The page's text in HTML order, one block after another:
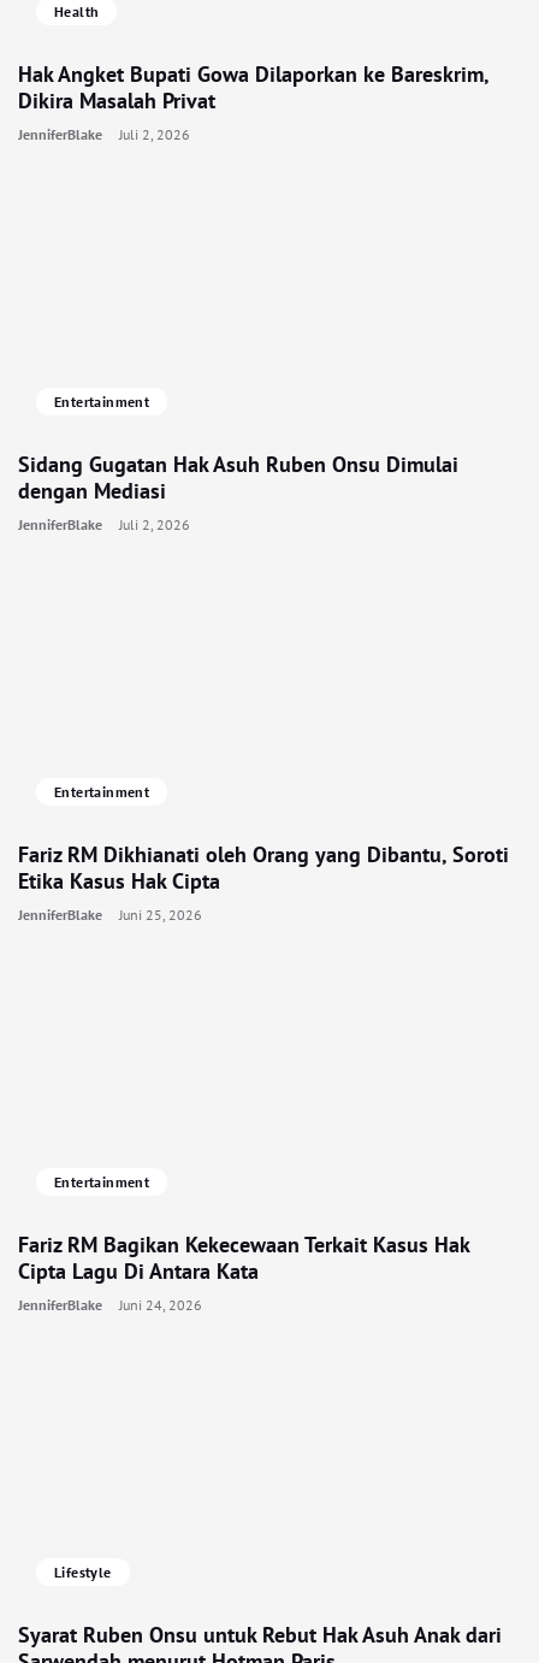
Health
Hak Angket Bupati Gowa Dilaporkan ke Bareskrim,
Dikira Masalah Privat
JenniferBlake Juli 2, 2026
Entertainment
Sidang Gugatan Hak Asuh Ruben Onsu Dimulai
dengan Mediasi
JenniferBlake Juli 2, 2026
Entertainment
Fariz RM Dikhianati oleh Orang yang Dibantu, Soroti
Etika Kasus Hak Cipta
JenniferBlake Juni 25, 2026
Entertainment
Fariz RM Bagikan Kekecewaan Terkait Kasus Hak
Cipta Lagu Di Antara Kata
JenniferBlake Juni 24, 2026
Lifestyle
Syarat Ruben Onsu untuk Rebut Hak Asuh Anak dari